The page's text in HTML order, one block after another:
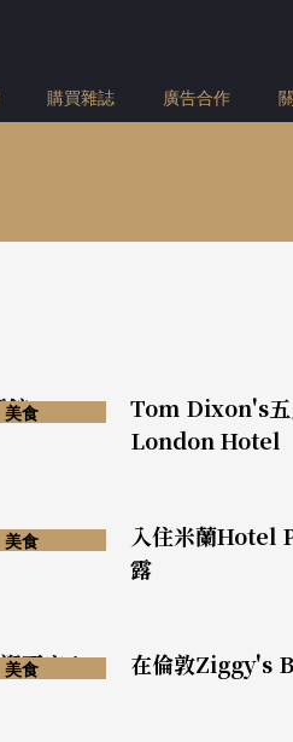
購買雜誌 廣告合作
館
美食
Tom Dixon's
London Hotel
美食
入住米蘭Hotel
露
不完！
美食 在倫敦Ziggy's